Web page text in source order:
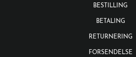
BESTILLING
BETALING
RETURNERING
FORSENDELSE